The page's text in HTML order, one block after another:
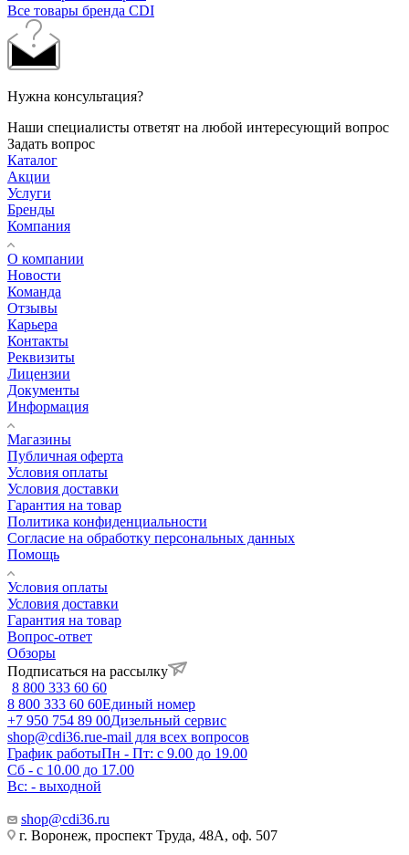
Все товары бренда CDI
Нужна консультация?
Наши специалисты ответят на любой интересующий вопрос
Задать вопрос
Каталог
Акции
Услуги
Бренды
Компания
О компании
Новости
Команда
Отзывы
Карьера
Контакты
Реквизиты
Лицензии
Документы
Информация
Магазины
Публичная оферта
Условия оплаты
Условия доставки
Гарантия на товар
Политика конфиденциальности
Согласие на обработку персональных данных
Помощь
Условия оплаты
Условия доставки
Гарантия на товар
Вопрос-ответ
Обзоры
Подписаться на рассылку
8 800 333 60 60
8 800 333 60 60Единый номер
+7 950 754 89 00Дизельный сервис
shop@cdi36.rue-mail для всех вопросов
График работыПн - Пт: с 9.00 до 19.00
Сб - с 10.00 до 17.00
Вс: - выходной
shop@cdi36.ru
г. Воронеж, проспект Труда, 48А, оф. 507